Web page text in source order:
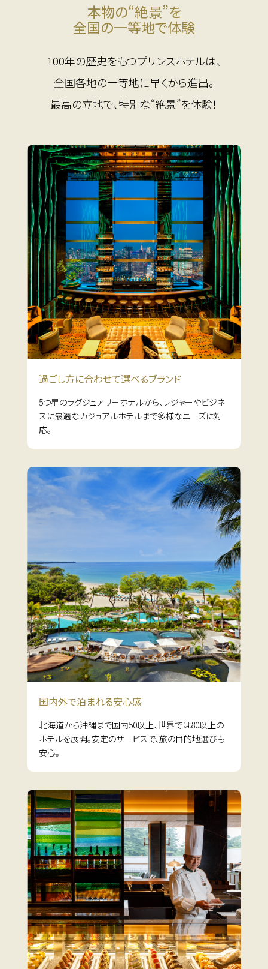
本物の“絶景”を
全国の一等地で体験
100年の歴史をもつプリンスホテルは、
全国各地の一等地に早くから進出。
最高の立地で、特別な“絶景”を体験！
過ごし方に合わせて選べるブランド
5つ星のラグジュアリーホテルから、レジャーやビジネ
スに最適なカジュアルホテルまで多様なニーズに対
応。
国内外で泊まれる安心感
北海道から沖縄まで国内50以上、世界では80以上の
ホテルを展開。安定のサービスで、旅の目的地選びも
安心。